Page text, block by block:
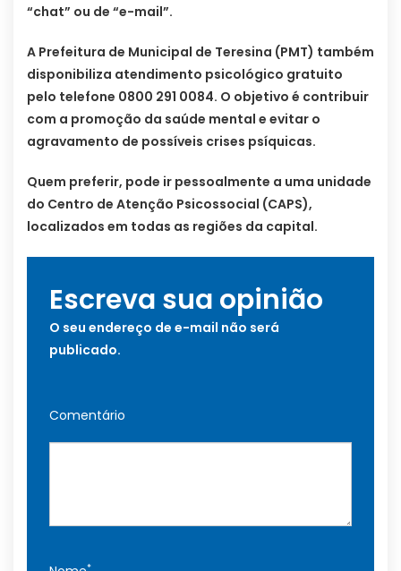
“chat” ou de “e-mail”.
A Prefeitura de Municipal de Teresina (PMT) também
disponibiliza atendimento psicológico gratuito
pelo telefone 0800 291 0084. O objetivo é contribuir
com a promoção da saúde mental e evitar o
agravamento de possíveis crises psíquicas.
Quem preferir, pode ir pessoalmente a uma unidade
do Centro de Atenção Psicossocial (CAPS),
localizados em todas as regiões da capital.
Escreva sua opinião
O seu endereço de e-mail não será
publicado.
Comentário
*